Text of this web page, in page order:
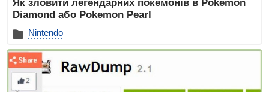
Як зловити легендарних покемонів в Pokemon
Diamond або Pokemon Pearl
Nintendo